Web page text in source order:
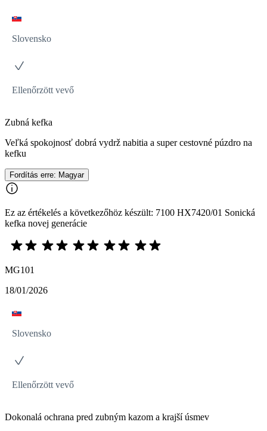
Slovensko
Ellenőrzött vevő
Zubná kefka
Veľká spokojnosť dobrá vydrž nabitia a super cestovné púzdro na
kefku
Fordítás erre: Magyar
Ez az értékelés a következőhöz készült: 7100 HX7420/01 Sonická
kefka novej generácie
MG101
18/01/2026
Slovensko
Ellenőrzött vevő
Dokonalá ochrana pred zubným kazom a krajší úsmev